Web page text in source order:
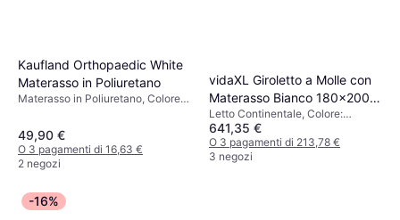
Kaufland Orthopaedic White
Materasso in Poliuretano
Materasso in Poliuretano, Colore:
Spessore Materasso: 11 cm
49,90 €
O 3 pagamenti di 16,63 €
2 negozi
vidaXL Giroletto a Molle con
Materasso Bianco 180x200
cm in Similpelle Letto
Continentale
Letto Continentale, Colore:
Bianco, Riempimento: Schiuma,
Materiale: Pelle sintetica, Pelle
641,35 €
O 3 pagamenti di 213,78 €
3 negozi
-16%